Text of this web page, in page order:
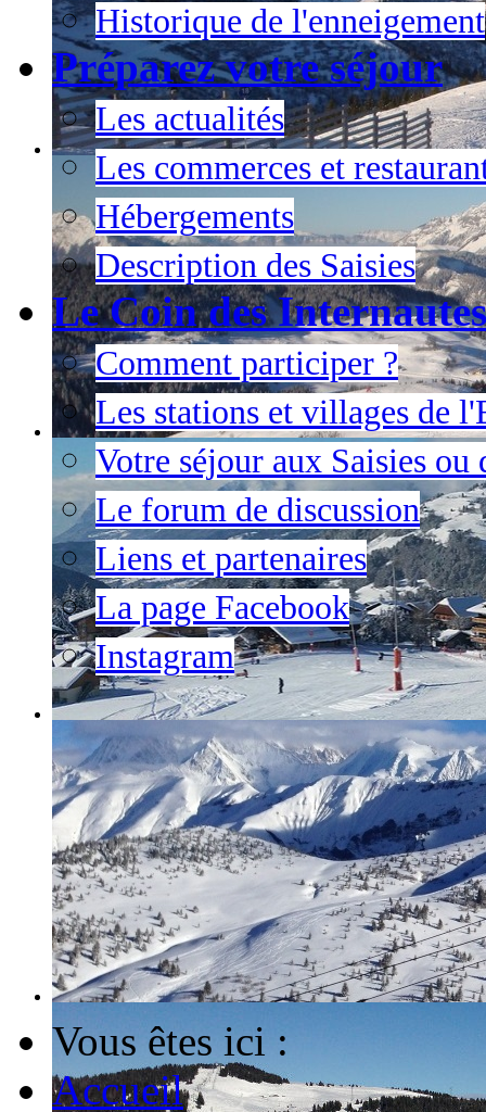
Historique de l'enneigement
Préparez votre séjour
Les actualités
Les commerces et
Hébergements
Description des Saisies
Le Coin des Internautes
Comment participer ?
Les stations et villages de
Votre séjour aux Saisies ou
Le forum de discussion
Liens et partenaires
La page Facebook
Instagram
Vous êtes ici :
Accueil